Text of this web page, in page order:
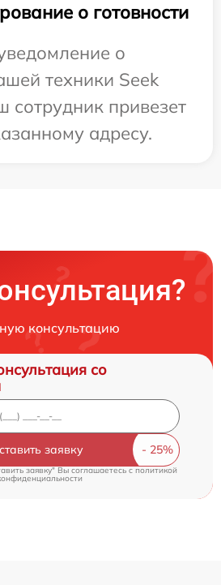
о готовности
о
техники Seek
сотрудник привезет
адресу.
консультацию
со
заявку
заявку" Вы соглашаетесь cполитикой